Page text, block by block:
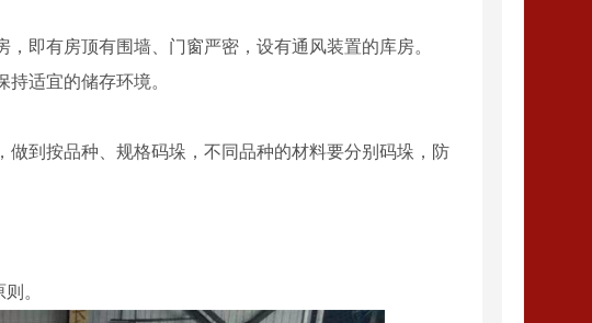
即有房顶有围墙、门窗严密，设有通风装置的库房。
适宜的储存环境。
到按品种、规格码垛，不同品种的材料要分别码垛，防
。